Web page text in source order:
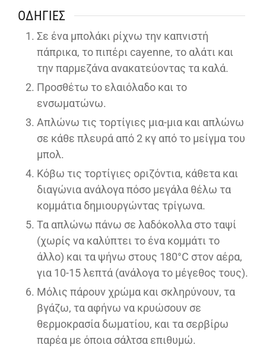
ΟΔΗΓΊΕΣ
Σε ένα μπολάκι ρίχνω την καπνιστή
πάπρικα, το πιπέρι cayenne, το αλάτι και
την παρμεζάνα ανακατεύοντας τα καλά.
Προσθέτω το ελαιόλαδο και το
ενσωματώνω.
Απλώνω τις τορτίγιες μια-μια και απλώνω
σε κάθε πλευρά από 2 κγ από το μείγμα του
μπολ.
Κόβω τις τορτίγιες οριζόντια, κάθετα και
διαγώνια ανάλογα πόσο μεγάλα θέλω τα
κομμάτια δημιουργώντας τρίγωνα.
Τα απλώνω πάνω σε λαδόκολλα στο ταψί
(χωρίς να καλύπτει το ένα κομμάτι το
άλλο) και τα ψήνω στους 180°C στον αέρα,
για 10-15 λεπτά (ανάλογα το μέγεθος τους).
Μόλις πάρουν χρώμα και σκληρύνουν, τα
βγάζω, τα αφήνω να κρυώσουν σε
θερμοκρασία δωματίου, και τα σερβίρω
παρέα με όποια σάλτσα επιθυμώ.